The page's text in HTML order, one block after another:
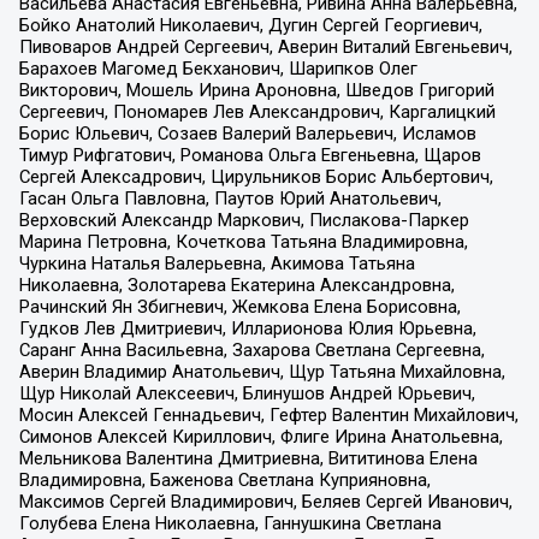
Бойко Анатолий Николаевич, Дугин Сергей Георгиевич,
Пивоваров Андрей Сергеевич, Аверин Виталий Евгеньевич,
Барахоев Магомед Бекханович, Шарипков Олег
Викторович, Мошель Ирина Ароновна, Шведов Григорий
Сергеевич, Пономарев Лев Александрович, Каргалицкий
Борис Юльевич, Созаев Валерий Валерьевич, Исламов
Тимур Рифгатович, Романова Ольга Евгеньевна, Щаров
Сергей Алексадрович, Цирульников Борис Альбертович,
Гасан Ольга Павловна, Паутов Юрий Анатольевич,
Верховский Александр Маркович, Пислакова-Паркер
Марина Петровна, Кочеткова Татьяна Владимировна,
Чуркина Наталья Валерьевна, Акимова Татьяна
Николаевна, Золотарева Екатерина Александровна,
Рачинский Ян Збигневич, Жемкова Елена Борисовна,
Гудков Лев Дмитриевич, Илларионова Юлия Юрьевна,
Саранг Анна Васильевна, Захарова Светлана Сергеевна,
Аверин Владимир Анатольевич, Щур Татьяна Михайловна,
Щур Николай Алексеевич, Блинушов Андрей Юрьевич,
Мосин Алексей Геннадьевич, Гефтер Валентин Михайлович,
Симонов Алексей Кириллович, Флиге Ирина Анатольевна,
Мельникова Валентина Дмитриевна, Вититинова Елена
Владимировна, Баженова Светлана Куприяновна,
Максимов Сергей Владимирович, Беляев Сергей Иванович,
Голубева Елена Николаевна, Ганнушкина Светлана